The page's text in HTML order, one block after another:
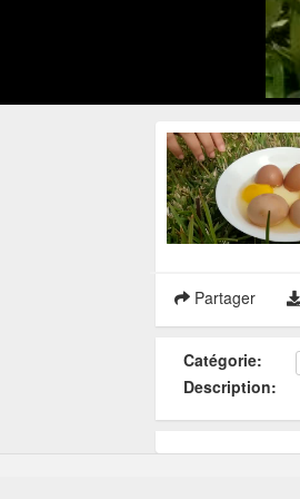
Partager
Catégorie:
Description: